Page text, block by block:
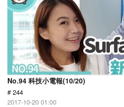
No.94 科技小電報(10/20)
# 244
2017-10-20 01:00